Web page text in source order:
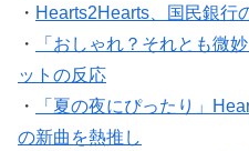
・ Hearts2Hearts、国民銀行
・
「おしゃれ？それとも微
ットの反応
・
「夏の夜にぴったり」
の新曲を熱推し